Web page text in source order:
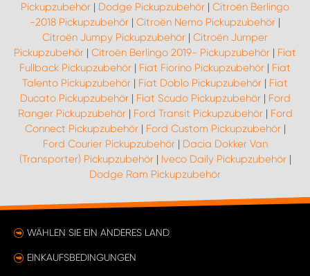
Pickupzubehör | Dodge Pickupzubehör | Citroën Berlingo
-2018 Pickupzubehör | Citroën Nemo Pickupzubehör |
Citroën Jumpy Pickupzubehör | Citroën Jumper
Pickupzubehör | Citroën Berlingo 2019- Pickupzubehör | Fiat
Fullback Pickupzubehör | Fiat Fiorino Pickupzubehör | Fiat
Talento Pickupzubehör | Fiat Doblo Pickupzubehör | Fiat
Ducato Pickupzubehör| Fiat Scudo Pickupzubehör| Ford
Ranger Pickupzubehör| Ford Transit Pickupzubehör| Ford
Connect Pickupzubehör| Ford Custom Pickupzubehör|
Ford Courier Pickupzubehör| Dacia Dokker Van
(Transporter) Pickupzubehör| Iveco Daily Pickupzubehör|
Dodge Ram Pickupzubehör
WÄHLEN SIE EIN ANDERES LAND
EINKAUFSBEDINGUNGEN